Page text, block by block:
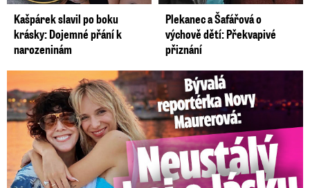
Kašpárek slavil po boku
krásky: Dojemné přání k
narozeninám
Plekanec a Šafářová o
výchově dětí: Překvapivé
přiznání
Bývalá reportérka Novy Maurerová: Neustálý boj o lásku s ...